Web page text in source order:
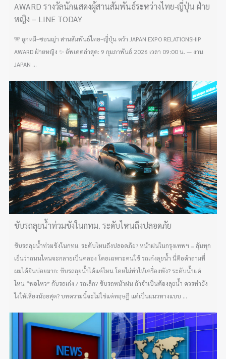
AWARD รางวัลนักแสดงผู้สานสัมพันธ์ระหว่างไทย-ญี่ปุ่น ฝ่าย
หญิง – LINE TODAY
🎌 ลูกหมี–ซอนญ่า สานสัมพันธ์ไทย–ญี่ปุ่น คว้า JAPAN EXPO RELATIONSHIP
AWARD ฝ่ายหญิง ✨ อัพเดตล่าสุด: 9 กุมภาพันธ์ 2026 เวลา 09:00 น. — งาน
JAPAN ...
ขับรถลุยน้ำท่วมขังในกทม. ระดับไหนถึงปลอดภัย
ขับรถลุยน้ำท่วมขังในกทม. ระดับไหนถึงปลอดภัย? หน้าฝนในกรุงเทพฯ = ลุ้นทุก
เย็นว่าถนนไหนจะกลายเป็นคลอง โดยเฉพาะคนใช้ รถเก๋งลุยน้ำ นี่คือคำถามที่
ผมได้ยินบ่อยมาก: ขับรถลุยน้ำได้แค่ไหน โดยไม่ทำให้เครื่องพัง? ระดับน้ำแค่
ไหน “พอไหว” กับรถเก๋ง / รถเล็ก? ขับรถหน้าฝน ถ้าจำเป็นต้องลุยน้ำ ควรทำยัง
ไงให้เสี่ยงน้อยสุด? บทความนี้จะไม่ใช่แค่ทฤษฎี แต่เป็นแนวทางแบบ ...